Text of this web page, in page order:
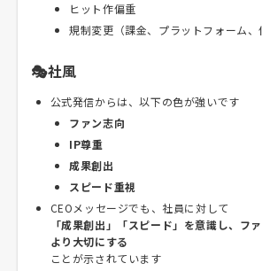
ヒット作偏重
規制変更（課金、プラットフォーム、
🎭社風
公式発信からは、以下の色が強いです
ファン志向
IP尊重
成果創出
スピード重視
CEOメッセージでも、社員に対して
「成果創出」「スピード」を意識し、フ
より大切にする
ことが示されています